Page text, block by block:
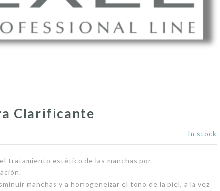
Clarificante
In stock
tratamiento estético de las manchas por
manchas y a homogeneizar el tono de la piel, a la vez